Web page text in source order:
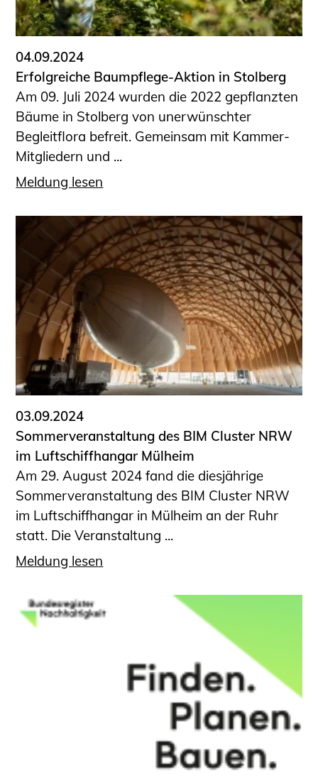
Informationen für Fortbildungsträger
Anträge, Anzeigen, Formulare
Fortbildung/Seminare
Informationen für Ingenieurinnen
und Ingenieure
Recht
Planungswettbewerbe
Publikationen
Stellenbörse
Öffentlich bestellte und vereidigte
Sachverständige
Prüfsachverständige
Qualifizierte Tragwerksplaner/-innen
Bauvorlageberechtigte
Sachkundige für Zustands- und
Funktionsprüfung privater
Abwasserleitungen
Vereinbarungen mit
Ingenieurkammern
Büronachfolge
Zusatzqualifikationen
Geschützter Bereich
Informationen für Auftraggeber und
Verbraucher
Ingenieursuche (Mitglieder der IK-Bau
NRW)
Bauherren-ABC
Informationen für Schülerinnen,
Projekte für Schülerinnen und Schüler
START.ING. Das Studierenden Praxis-
Wissenswertes für Studierende
Wettbewerbe für Studierende
04.09.2024
Erfolgreiche Baumpflege-Aktion in Stolberg
Am 09. Juli 2024 wurden die 2022 gepflanzten
Bäume in Stolberg von unerwünschter
Begleitflora befreit. Gemeinsam mit Kammer-
Mitgliedern und ...
Meldung lesen
03.09.2024
Sommerveranstaltung des BIM Cluster NRW
im Luftschiffhangar Mülheim
Am 29. August 2024 fand die diesjährige
Sommerveranstaltung des BIM Cluster NRW
im Luftschiffhangar in Mülheim an der Ruhr
statt. Die Veranstaltung ...
Meldung lesen